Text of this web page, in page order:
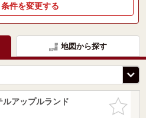
件を変更する
地図から探す
お気に入
りに追加
アップルランド